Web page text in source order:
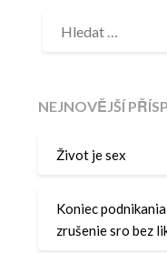
NEJNOVĚJŠÍ
Život je sex
Koniec
zrušenie sro bez